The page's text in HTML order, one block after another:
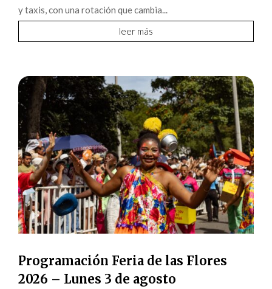
y taxis, con una rotación que cambia...
leer más
Programación Feria de las Flores
2026 – Lunes 3 de agosto